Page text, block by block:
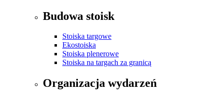
Budowa stoisk
Stoiska targowe
Ekostoiska
Stoiska plenerowe
Stoiska na targach za granicą
Organizacja wydarzeń